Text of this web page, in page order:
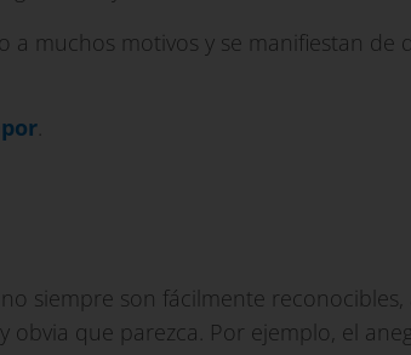
muchos motivos y se manifiestan de
.
siempre son fácilmente reconocibles,
que parezca. Por ejemplo, el